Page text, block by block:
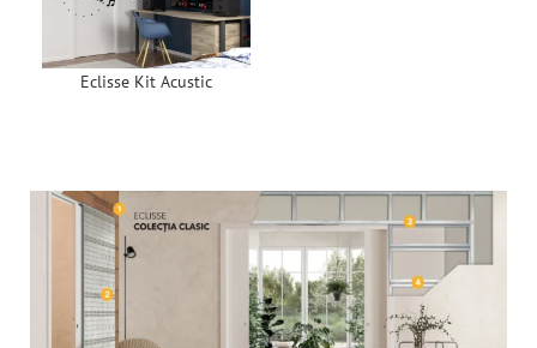
Eclisse Kit Acustic